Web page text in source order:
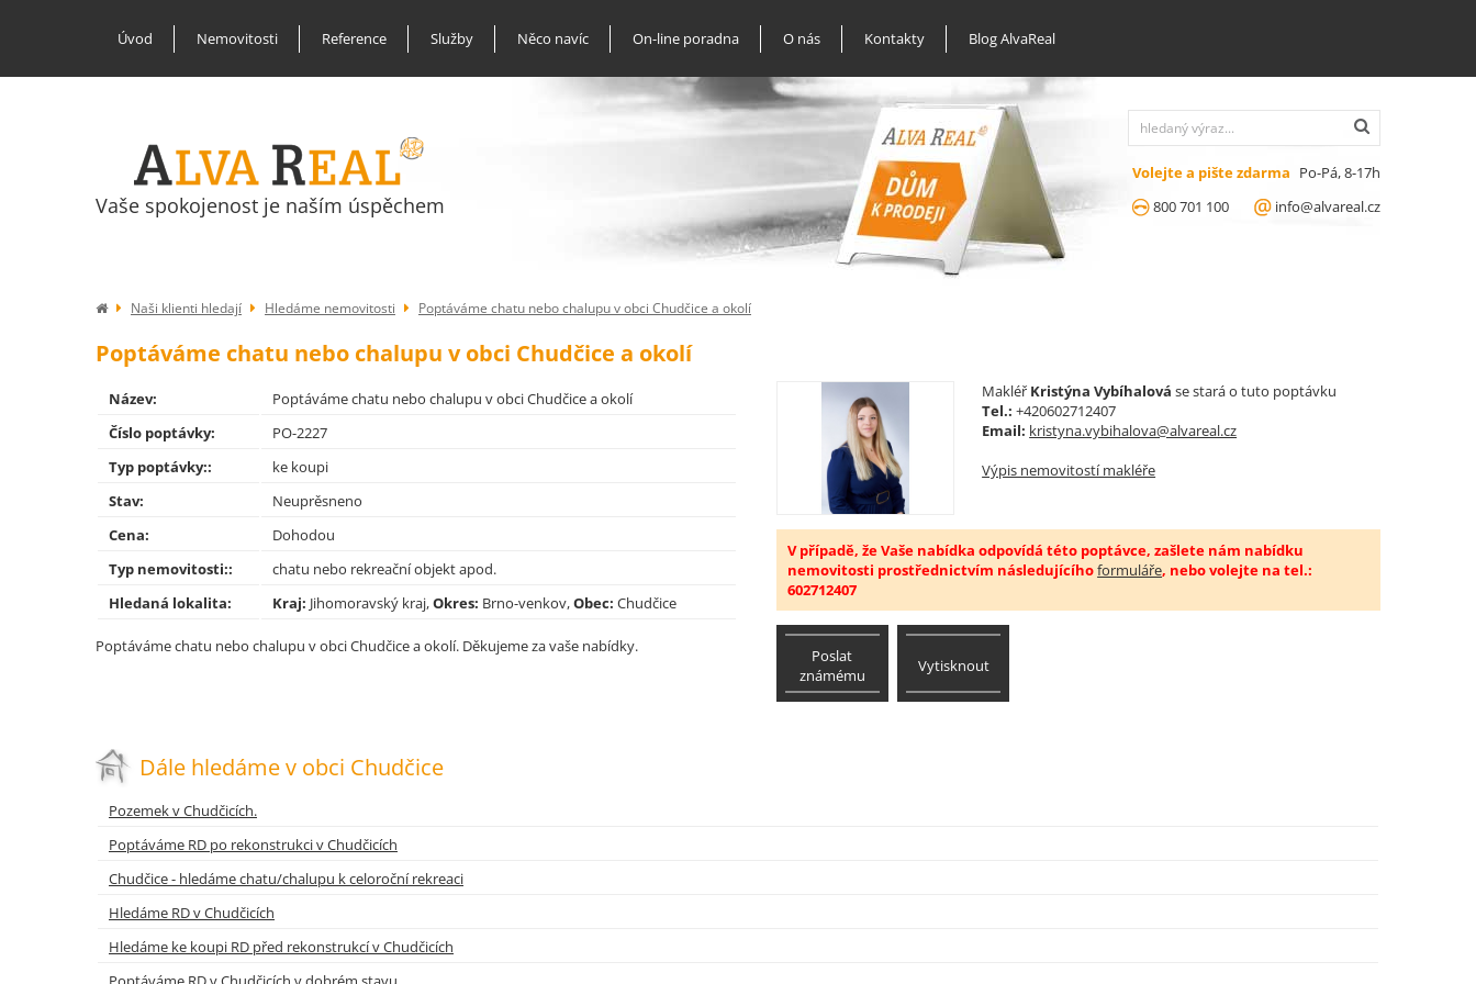
Úvod Nemovitosti Reference Služby Něco navíc On-line poradna O nás Kontakty Blog AlvaReal
Vaše spokojenost je naším úspěchem
Volejte a pište zdarma Po-Pá, 8-17h
800 701 100
info@alvareal.cz
Naši klienti hledají Hledáme nemovitosti Poptáváme chatu nebo chalupu v obci Chudčice a okolí
Poptáváme chatu nebo chalupu v obci Chudčice a okolí
Název:
Poptáváme chatu nebo chalupu v obci Chudčice a okolí
Číslo poptávky:
PO-2227
Typ poptávky::
ke koupi
Stav:
Neuprěsneno
Cena:
Dohodou
Typ nemovitosti::
chatu nebo rekreační objekt apod.
Hledaná lokalita:
Kraj: Jihomoravský kraj,Okres: Brno-venkov,Obec: Chudčice
Poptáváme chatu nebo chalupu v obci Chudčice a okolí. Děkujeme za vaše nabídky.
Makléř Kristýna Vybíhalová se stará o tuto poptávku
Tel.: +420602712407
Email: kristyna.vybihalova@alvareal.cz
Výpis nemovitostí makléře
V případě, že Vaše nabídka odpovídá této poptávce, zašlete nám nabídku
nemovitosti prostřednictvím následujícíhoformuláře, nebo volejte na tel.:
602712407
Poslat
známému
Vytisknout
Dále hledáme v obci Chudčice
Pozemek v Chudčicích.
Poptáváme RD po rekonstrukci v Chudčicích
Chudčice - hledáme chatu/chalupu k celoroční rekreaci
Hledáme RD v Chudčicích
Hledáme ke koupi RD před rekonstrukcí v Chudčicích